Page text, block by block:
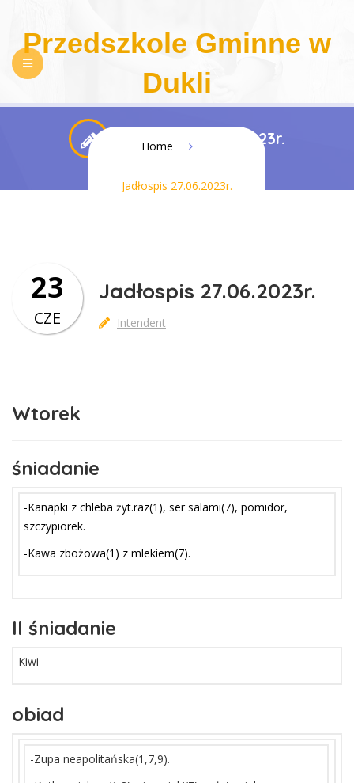
Przedszkole Gminne w
Dukli
NASZE PRZEDSZKOLE REKRUTACJA
Jadłospis 27.06.2023r.
Home
Jadłospis 27.06.2023r.
Jadłospis 27.06.2023r.
Intendent
23
CZE
Wtorek
śniadanie
-Kanapki z chleba żyt.raz(1), ser salami(7), pomidor,
szczypiorek.
-Kawa zbożowa(1) z mlekiem(7).
II śniadanie
Kiwi
obiad
-Zupa neapolitańska(1,7,9).